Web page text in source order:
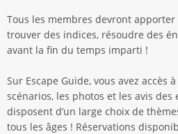
Tous les membres devront
trouver des indices, résoudre des
avant la fin du temps imparti !
Sur Escape Guide, vous avez accès
scénarios, les photos et les avis des
disposent d’un large choix de
tous les âges ! Réservations